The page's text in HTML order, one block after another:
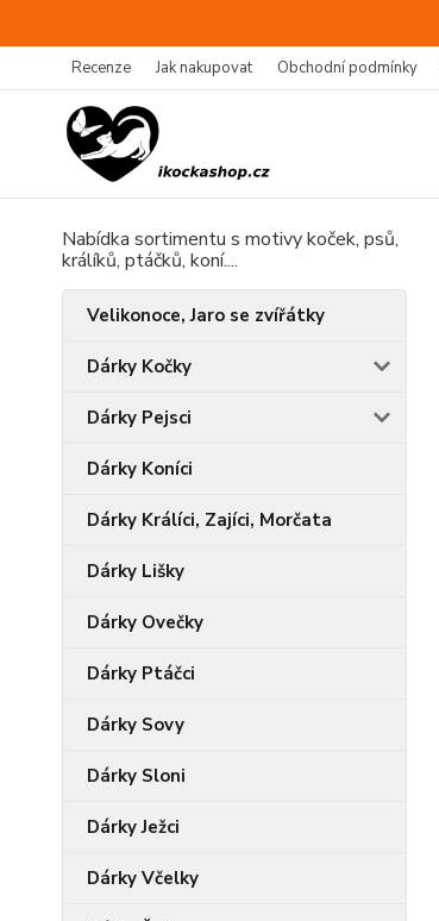
Recenze Jak nakupovat Obchodní podmínky
Nabídka sortimentu s motivy koček, psů,
králíků, ptáčků, koní....
Velikonoce, Jaro se zvířátky
Dárky Kočky
Dárky Pejsci
Dárky Koníci
Dárky Králíci, Zajíci, Morčata
Dárky Lišky
Dárky Ovečky
Dárky Ptáčci
Dárky Sovy
Dárky Sloni
Dárky Ježci
Dárky Včelky